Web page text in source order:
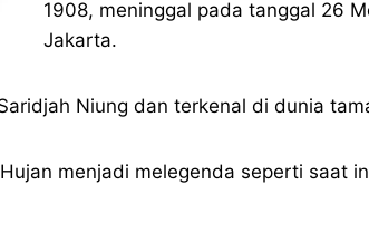
1908, meninggal pada tanggal 26
Jakarta.
Niung dan terkenal di dunia
menjadi melegenda seperti saat